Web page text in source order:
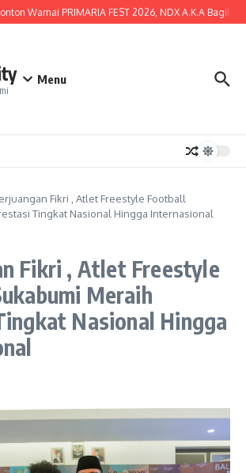
Warnai PRIMARIA FEST 2026, NDX A.K.A
Menu
Fikri , Atlet Freestyle Football
Tingkat Nasional Hingga Internasional
Fikri , Atlet Freestyle
Meraih
Nasional Hingga